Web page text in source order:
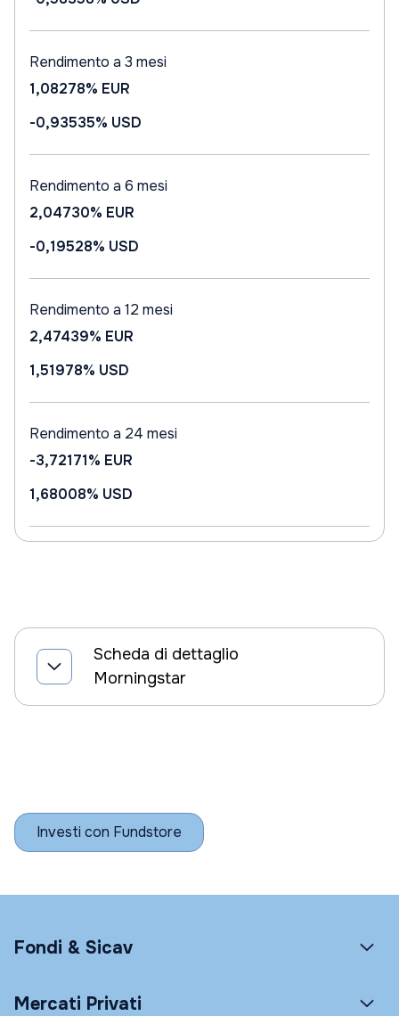
Rendimento a 3 mesi
1,08278% EUR
-0,93535% USD
Rendimento a 6 mesi
2,04730% EUR
-0,19528% USD
Rendimento a 12 mesi
2,47439% EUR
1,51978% USD
Rendimento a 24 mesi
-3,72171% EUR
1,68008% USD
Scheda di dettaglio
Morningstar
Investi con Fundstore
Fondi & Sicav
Mercati Privati